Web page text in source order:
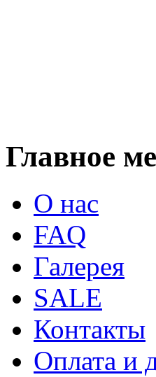
Главное
О нас
FAQ
Галерея
SALE
Контакты
Оплата и